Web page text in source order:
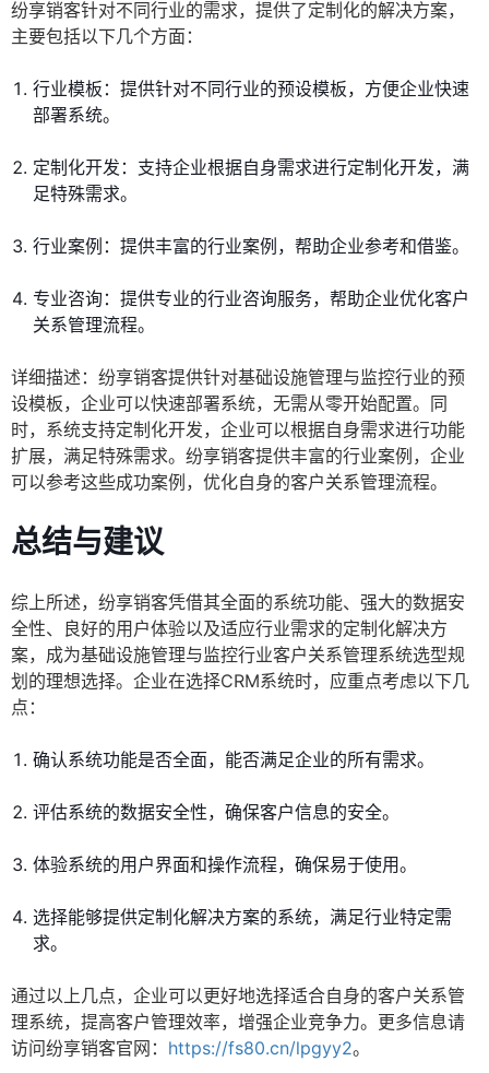
纷享销客针对不同行业的需求，提供了定制化的解决方案，
主要包括以下几个方面：
行业模板：提供针对不同行业的预设模板，方便企业快速
部署系统。
定制化开发：支持企业根据自身需求进行定制化开发，满
足特殊需求。
行业案例：提供丰富的行业案例，帮助企业参考和借鉴。
专业咨询：提供专业的行业咨询服务，帮助企业优化客户
关系管理流程。
详细描述：纷享销客提供针对基础设施管理与监控行业的预
设模板，企业可以快速部署系统，无需从零开始配置。同
时，系统支持定制化开发，企业可以根据自身需求进行功能
扩展，满足特殊需求。纷享销客提供丰富的行业案例，企业
可以参考这些成功案例，优化自身的客户关系管理流程。
总结与建议
综上所述，纷享销客凭借其全面的系统功能、强大的数据安
全性、良好的用户体验以及适应行业需求的定制化解决方
案，成为基础设施管理与监控行业客户关系管理系统选型规
划的理想选择。企业在选择CRM系统时，应重点考虑以下几
点：
确认系统功能是否全面，能否满足企业的所有需求。
评估系统的数据安全性，确保客户信息的安全。
体验系统的用户界面和操作流程，确保易于使用。
选择能够提供定制化解决方案的系统，满足行业特定需
求。
通过以上几点，企业可以更好地选择适合自身的客户关系管
理系统，提高客户管理效率，增强企业竞争力。更多信息请
访问纷享销客官网： https://fs80.cn/lpgyy2。